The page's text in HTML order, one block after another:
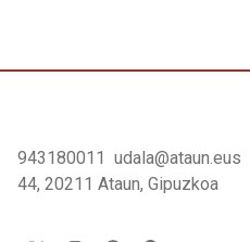
943180011 udala@ataun.eus
44, 20211 Ataun, Gipuzkoa